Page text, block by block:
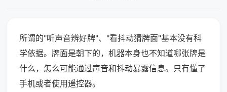
所谓的"听声音辨好牌"、"看抖动猜牌面"基本没有科
学依据。牌面是朝下的，机器本身也不知道哪张牌是
什么，怎么可能通过声音和抖动暴露信息。只有懂了
手机或者使用遥控器。